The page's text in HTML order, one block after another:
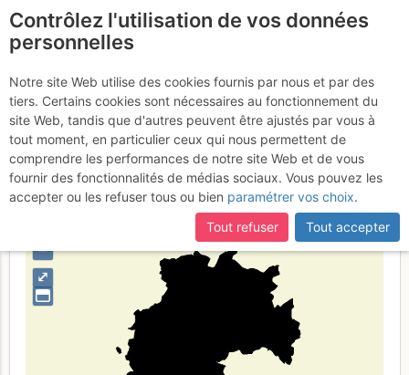
Province d'Enna
Type de région limite administrative
⤢
–
Contrôlez l'utilisation de vos données
personnelles
Notre site Web utilise des cookies fournis par nous et par des
tiers. Certains cookies sont nécessaires au fonctionnement du
site Web, tandis que d'autres peuvent être ajustés par vous à
tout moment, en particulier ceux qui nous permettent de
comprendre les performances de notre site Web et de vous
fournir des fonctionnalités de médias sociaux. Vous pouvez les
accepter ou les refuser tous ou bien paramétrer vos choix.
Tout refuser
Tout accepter